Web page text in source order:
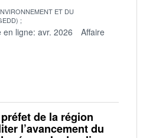
ET DU
en ligne: avr. 2026
Affaire
de la région
l’avancement du